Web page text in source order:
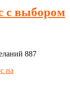
с выбором
887